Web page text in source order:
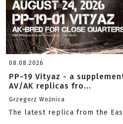
08.08.2026
PP-19 Vityaz - a
AV/AK replicas fro...
Grzegorz Woźnica
The latest replica from the